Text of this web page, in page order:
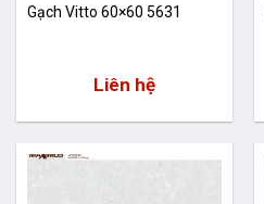
Gạch Vitto 60×60 5631
Liên hệ